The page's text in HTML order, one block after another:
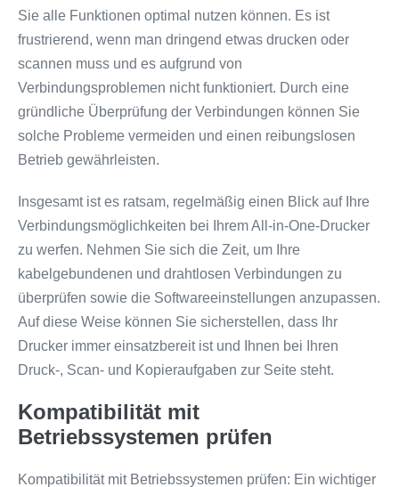
Sie alle Funktionen optimal nutzen können. Es ist
frustrierend, wenn man dringend etwas drucken oder
scannen muss und es aufgrund von
Verbindungsproblemen nicht funktioniert. Durch eine
gründliche Überprüfung der Verbindungen können Sie
solche Probleme vermeiden und einen reibungslosen
Betrieb gewährleisten.
Insgesamt ist es ratsam, regelmäßig einen Blick auf Ihre
Verbindungsmöglichkeiten bei Ihrem All-in-One-Drucker
zu werfen. Nehmen Sie sich die Zeit, um Ihre
kabelgebundenen und drahtlosen Verbindungen zu
überprüfen sowie die Softwareeinstellungen anzupassen.
Auf diese Weise können Sie sicherstellen, dass Ihr
Drucker immer einsatzbereit ist und Ihnen bei Ihren
Druck-, Scan- und Kopieraufgaben zur Seite steht.
Kompatibilität mit
Betriebssystemen prüfen
Kompatibilität mit Betriebssystemen prüfen: Ein wichtiger